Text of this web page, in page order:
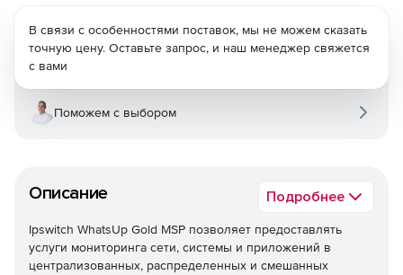
Описание Подробнее
Ipswitch WhatsUp Gold MSP позволяет предоставлять
услуги мониторинга сети, системы и приложений в
централизованных, распределенных и смешанных
В связи с особенностями поставок, мы не можем сказать
точную цену. Оставьте запрос, и наш менеджер свяжется
с вами
Поможем с выбором